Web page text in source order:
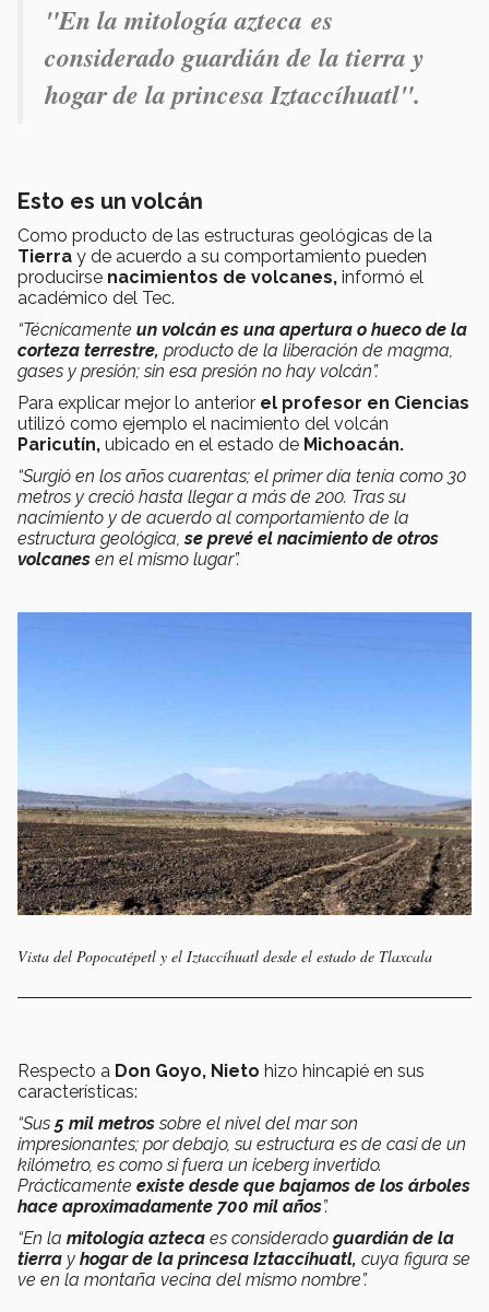
"En la mitología azteca es
considerado guardián de la tierra y
hogar de la princesa Iztaccíhuatl".
Esto es un volcán
Como producto de las estructuras geológicas de la
Tierra y de acuerdo a su comportamiento pueden
producirse nacimientos de volcanes, informó el
académico del Tec.
“Técnicamente un volcán es una apertura o hueco de la
corteza terrestre, producto de la liberación de magma,
gases y presión; sin esa presión no hay volcán”.
Para explicar mejor lo anterior el profesor en Ciencias
utilizó como ejemplo el nacimiento del volcán
Paricutín, ubicado en el estado de Michoacán.
“Surgió en los años cuarentas; el primer día tenía como 30
metros y creció hasta llegar a más de 200. Tras su
nacimiento y de acuerdo al comportamiento de la
estructura geológica,se prevé el nacimiento de otros
volcanes en el mismo lugar”.
Vista del Popocatépetl y el Iztaccíhuatl desde el estado de Tlaxcala
Respecto a Don Goyo, Nieto hizo hincapié en sus
características:
“Sus 5 mil metrossobre el nivel del mar son
impresionantes; por debajo, su estructura es de casi de un
kilómetro, es como si fuera un iceberg invertido.
Prácticamente existe desde que bajamos de los árboles
hace aproximadamente 700 mil años”.
“En la mitología azteca es considerado guardián de la
tierra y hogar de la princesa Iztaccíhuatl, cuya figura se
ve en la montaña vecina del mismo nombre”.